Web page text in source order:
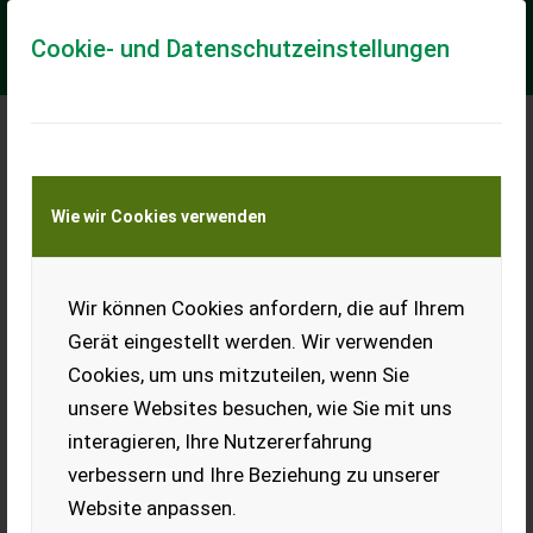
Cookie- und Datenschutzeinstellungen
Wie wir Cookies verwenden
Wir können Cookies anfordern, die auf Ihrem
Gerät eingestellt werden. Wir verwenden
Cookies, um uns mitzuteilen, wenn Sie
unsere Websites besuchen, wie Sie mit uns
interagieren, Ihre Nutzererfahrung
verbessern und Ihre Beziehung zu unserer
Website anpassen.
Meine Transportkostenanfrage
Transport von Land- und Baumaschinen –
KEINE Tiertransporte
Moped
EUR 0